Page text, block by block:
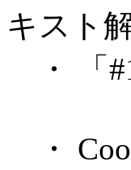
キスト
・ 「
・